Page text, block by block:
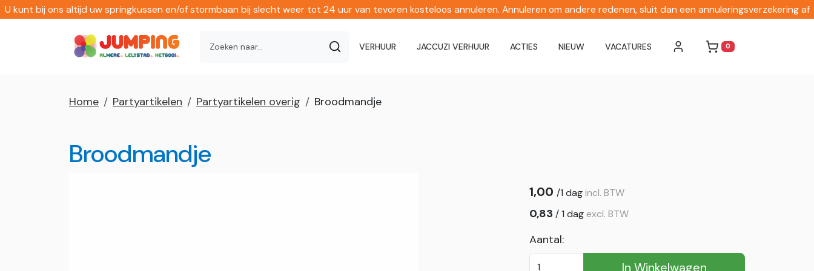
U kunt bij ons altijd uw springkussen en/of stormbaan bij slecht weer tot 24 uur van tevoren kosteloos annuleren. Annuleren om andere redenen, sluit dan een annuleringsverzekering af
VERHUUR JACCUZI VERHUUR ACTIES NIEUW VACATURES WINKELWAGEN
0
Home Partyartikelen Partyartikelen overig Broodmandje
Broodmandje
1,00 /1 dagincl. BTW
0,83 /1 dag excl. BTW
Aantal:
In Winkelwagen